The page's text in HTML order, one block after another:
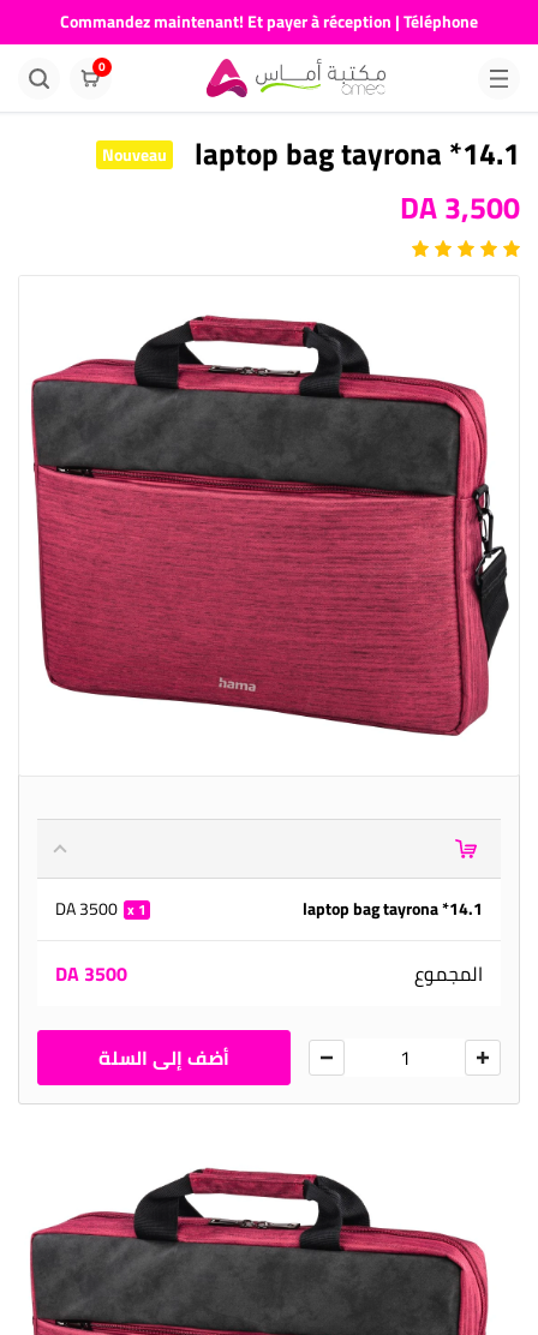
Commandez maintenant! Et payer à réception | Téléphone
676681730
0
14.1* laptop bag tayrona
Nouveau
3,500 DA
14.1* laptop bag tayrona
1
3500 DA
المجموع 3500 DA
أضف إلى السلة